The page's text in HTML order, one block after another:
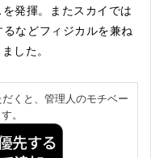
発揮。またスカイでは
などフィジカルを兼ね
した。
くと、管理人のモチベー
。